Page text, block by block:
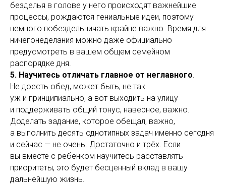
безделья в голове у него происходят важнейшие
процессы, рождаются гениальные идеи, поэтому
немного побездельничать крайне важно. Время для
ничегонеделания можно даже официально
предусмотреть в вашем общем семейном
распорядке дня.
5. Научитесь отличать главное от неглавного.
Не доесть обед, может быть, не так
уж и принципиально, а вот выходить на улицу
и поддерживать общий тонус, наверное, важно.
Доделать задание, которое обещал, важно,
а выполнить десять однотипных задач именно сегодня
и сейчас — не очень. Достаточно и трёх. Если
вы вместе с ребёнком научитесь расставлять
приоритеты, это будет бесценный вклад в вашу
дальнейшую жизнь.